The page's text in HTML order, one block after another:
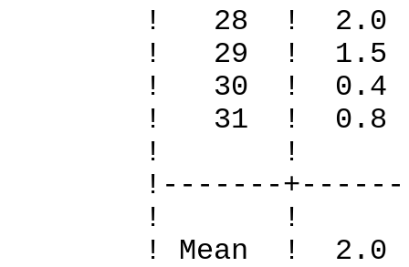
! 28 ! 2.0
! 29 ! 1.5
! 30 ! 0.4
! 31 !
!
!-------
!
! Mean !